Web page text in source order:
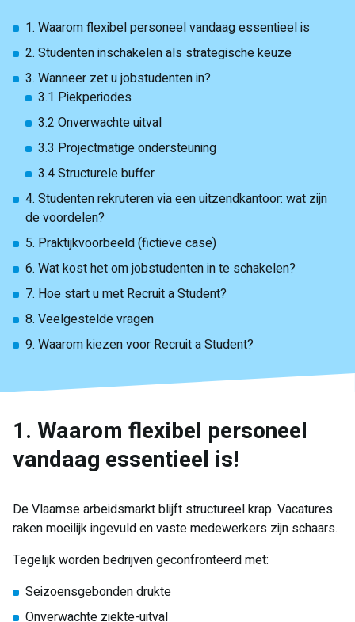
1. Waarom flexibel personeel vandaag essentieel is
2. Studenten inschakelen als strategische keuze
3. Wanneer zet u jobstudenten in?
3.1 Piekperiodes
3.2 Onverwachte uitval
3.3 Projectmatige ondersteuning
3.4 Structurele buffer
4. Studenten rekruteren via een uitzendkantoor: wat zijn
de voordelen?
5. Praktijkvoorbeeld (fictieve case)
6. Wat kost het om jobstudenten in te schakelen?
7. Hoe start u met Recruit a Student?
8. Veelgestelde vragen
9. Waarom kiezen voor Recruit a Student?
1. Waarom flexibel personeel
vandaag essentieel is!
De Vlaamse arbeidsmarkt blijft structureel krap. Vacatures
raken moeilijk ingevuld en vaste medewerkers zijn schaars.
Tegelijk worden bedrijven geconfronteerd met:
Seizoensgebonden drukte
Onverwachte ziekte-uitval